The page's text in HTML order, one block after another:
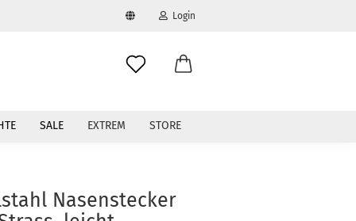
Login
SALE EXTREM STORE
Nasenstecker